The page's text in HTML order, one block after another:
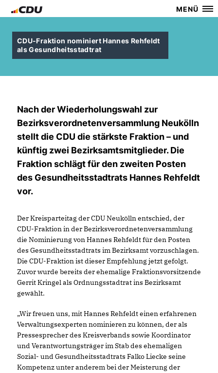
MENÜ
CDU-Fraktion nominiert Hannes Rehfeldt
als Gesundheitsstadtrat
Nach der Wiederholungswahl zur
Bezirksverordnetenversammlung Neukölln
stellt die CDU die stärkste Fraktion – und
künftig zwei Bezirksamtsmitglieder. Die
Fraktion schlägt für den zweiten Posten
des Gesundheitsstadtrats Hannes Rehfeldt
vor.
Der Kreisparteitag der CDU Neukölln entschied, der
CDU-Fraktion in der Bezirksverordnetenversammlung
die Nominierung von Hannes Rehfeldt für den Posten
des Gesundheitsstadtrats im Bezirksamt vorzuschlagen.
Die CDU-Fraktion ist dieser Empfehlung jetzt gefolgt.
Zuvor wurde bereits der ehemalige Fraktionsvorsitzende
Gerrit Kringel als Ordnungsstadtrat ins Bezirksamt
gewählt.
Wir freuen uns, mit Hannes Rehfeldt einen erfahrenen
Verwaltungsexperten nominieren zu können, der als
Pressesprecher des Kreisverbands sowie Koordinator
und Verantwortungsträger im Stab des ehemaligen
Sozial- und Gesundheitsstadtrats Falko Liecke seine
Kompetenz unter anderem bei der Meisterung der